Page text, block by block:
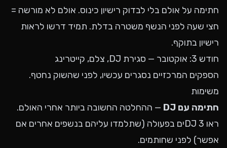
חתימה על אולם בלי לבדוק רישיון כינוס. אולם לא מורשה =
חצי שעה לפני הנשף משטרה בדלת. תמיד דרשו לראות
רישיון בתוקף.
חודש 3: אוקטובר — סגירת DJ, צלם, קייטרינג
הספקים המרכזיים נסגרים עכשיו, לפני שהשוק נחטף.
משימות
חתימה עם DJ
— ההחלטה החשובה ביותר אחרי האולם.
ראו 3 DJים בפעולה (שתלמדו עליהם בנשפים אחרים אם
אפשר) לפני שחותמים.